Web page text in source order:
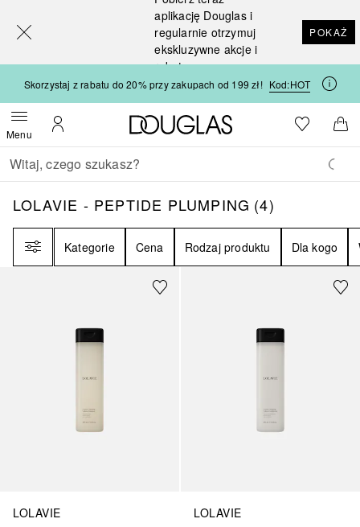
aplikację Douglas i
regularnie otrzymuj
ekskluzywne akcje i
rabaty
POKAŻ
Skorzystaj z rabatu do 20% przy zakupach od 199 zł! Kod:HOT
MenuOtwórz menuMoje konto
Strona główna Douglas
Do listyDo
Wracać
Wykonaj wyszukiwanie
LOLAVIE - PEPTIDE PLUMPING4
LOLAVIE - PEPTIDE PLUMPING (4)
Kategorie Cena Rodzaj produktu Dla kogo
LOLAVIE
LOLAVIE
[navigation.slideout.screenreader]